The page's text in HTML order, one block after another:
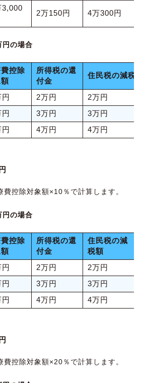
3,000
2万150円 4万300円
円の場合
控除
所得税の還
付金
住民税の減税額
2万円
2万円
3万円
3万円
4万円 4万円
費控除対象額×10％で計算します。
円の場合
費控除
所得税の還
付金
住民税の減
税額
2万円
2万円
3万円
3万円
4万円 4万円
費控除対象額×20％で計算します。